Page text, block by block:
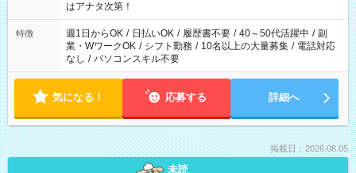
はアナタ次第！
特徴 週1日からOK / 日払いOK / 履歴書不要 / 40～50代活躍中 / 副
業・WワークOK / シフト勤務 / 10名以上の大量募集 / 電話対応
なし / パソコンスキル不要
気になる！ 応募する 詳細へ
掲載日：2026.08.05
未読